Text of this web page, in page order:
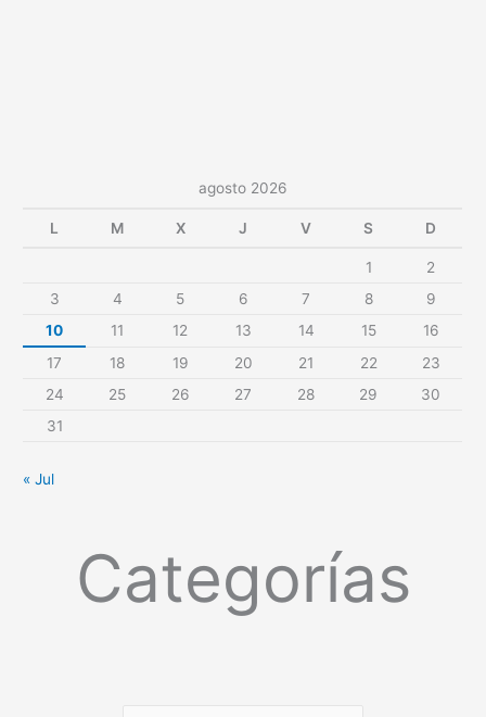
agosto 2026
L M X J V S D
1
2
3
4 5 6 7 8
9
10
11 12 13 14 15
16
17
18 19 20 21 22
23
24
25 26 27 28 29
30
31
« Jul
Categorías